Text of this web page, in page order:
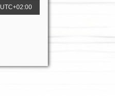
UTC+02:00